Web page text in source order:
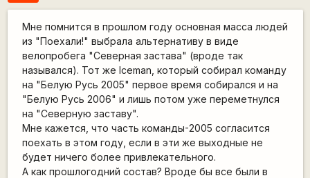
Мне помнится в прошлом году основная масса людей
из "Поехали!" выбрала альтернативу в виде
велопробега "Северная застава" (вроде так
назывался). Тот же Iceman, который собирал команду
на "Белую Русь 2005" первое время собирался и на
"Белую Русь 2006" и лишь потом уже переметнулся
на "Северную заставу".
Мне кажется, что часть команды-2005 согласится
поехать в этом году, если в эти же выходные не
будет ничего более привлекательного.
А как прошлогодний состав? Вроде бы все были в